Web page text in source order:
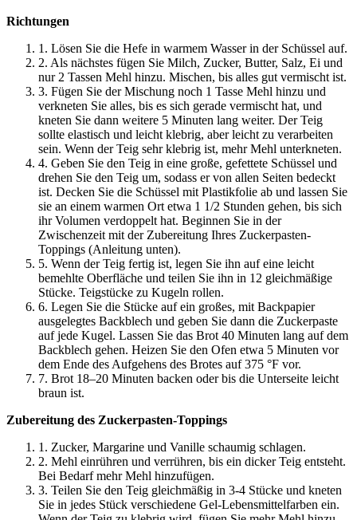
Richtungen
1. Lösen Sie die Hefe in warmem Wasser in der Schüssel auf.
2. Als nächstes fügen Sie Milch, Zucker, Butter, Salz, Ei und
nur 2 Tassen Mehl hinzu. Mischen, bis alles gut vermischt ist.
3. Fügen Sie der Mischung noch 1 Tasse Mehl hinzu und
verkneten Sie alles, bis es sich gerade vermischt hat, und
kneten Sie dann weitere 5 Minuten lang weiter. Der Teig
sollte elastisch und leicht klebrig, aber leicht zu verarbeiten
sein. Wenn der Teig sehr klebrig ist, mehr Mehl unterkneten.
4. Geben Sie den Teig in eine große, gefettete Schüssel und
drehen Sie den Teig um, sodass er von allen Seiten bedeckt
ist. Decken Sie die Schüssel mit Plastikfolie ab und lassen Sie
sie an einem warmen Ort etwa 1 1/2 Stunden gehen, bis sich
ihr Volumen verdoppelt hat. Beginnen Sie in der
Zwischenzeit mit der Zubereitung Ihres Zuckerpasten-
Toppings (Anleitung unten).
5. Wenn der Teig fertig ist, legen Sie ihn auf eine leicht
bemehlte Oberfläche und teilen Sie ihn in 12 gleichmäßige
Stücke. Teigstücke zu Kugeln rollen.
6. Legen Sie die Stücke auf ein großes, mit Backpapier
ausgelegtes Backblech und geben Sie dann die Zuckerpaste
auf jede Kugel. Lassen Sie das Brot 40 Minuten lang auf dem
Backblech gehen. Heizen Sie den Ofen etwa 5 Minuten vor
dem Ende des Aufgehens des Brotes auf 375 °F vor.
7. Brot 18–20 Minuten backen oder bis die Unterseite leicht
braun ist.
Zubereitung des Zuckerpasten-Toppings
1. Zucker, Margarine und Vanille schaumig schlagen.
2. Mehl einrühren und verrühren, bis ein dicker Teig entsteht.
Bei Bedarf mehr Mehl hinzufügen.
3. Teilen Sie den Teig gleichmäßig in 3-4 Stücke und kneten
Sie in jedes Stück verschiedene Gel-Lebensmittelfarben ein.